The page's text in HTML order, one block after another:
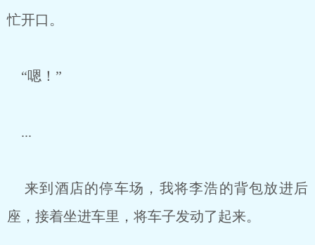
忙开口。
“嗯！”
...
来到酒店的停车场，我将李浩的背包放进后
座，接着坐进车里，将车子发动了起来。